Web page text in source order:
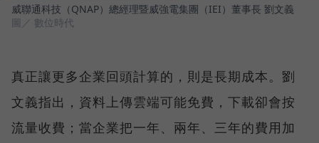
威聯通科技（QNAP）總經理暨威強電集團（IEI）董事長 劉文義
圖／ 數位時代
真正讓更多企業回頭計算的，則是長期成本。劉
文義指出，資料上傳雲端可能免費，下載卻會按
流量收費；當企業把一年、兩年、三年的費用加